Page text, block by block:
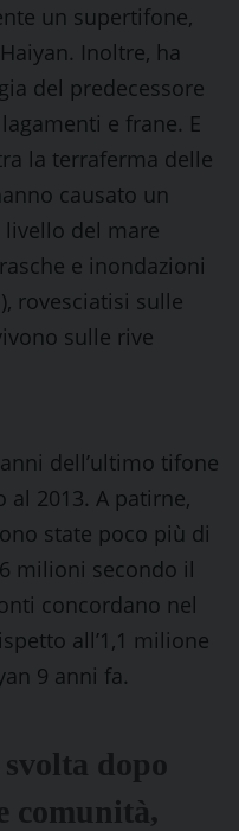
un supertifone,
Inoltre, ha
del predecessore
e frane. E
la terraferma delle
causato un
del mare
e inondazioni
rovesciatisi sulle
sulle rive
dell’ultimo tifone
2013. A patirne,
state poco più di
milioni secondo il
concordano nel
all’1,1 milione
9 anni fa.
dopo
comunità,